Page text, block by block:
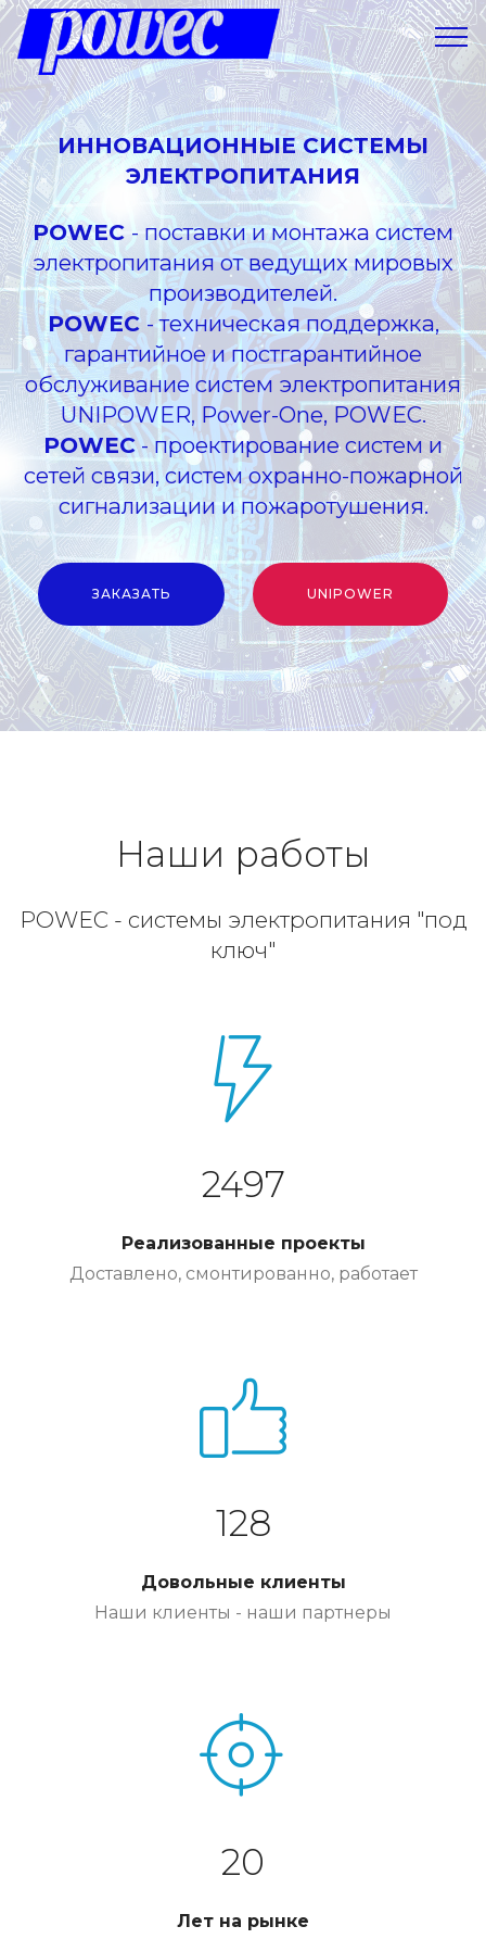
ИННОВАЦИОННЫЕ СИСТЕМЫ
ЭЛЕКТРОПИТАНИЯ
POWEC - поставки и монтажа систем
электропитания от ведущих мировых
производителей.
POWEC - техническая поддержка,
гарантийное и постгарантийное
обслуживание систем электропитания
UNIPOWER, Power-One, POWEC.
POWEC- проектирование систем и
сетей связи, систем охранно-пожарной
сигнализации и пожаротушения.
ЗАКАЗАТЬ UNIPOWER
Наши работы
POWEC - системы электропитания "под
ключ"
2497
Реализованные проекты
Доставлено, смонтированно, работает
128
Довольные клиенты
Наши клиенты - наши партнеры
20
Лет на рынке